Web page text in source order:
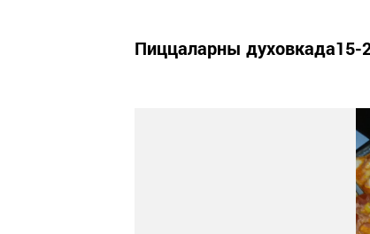
Пиццаларны